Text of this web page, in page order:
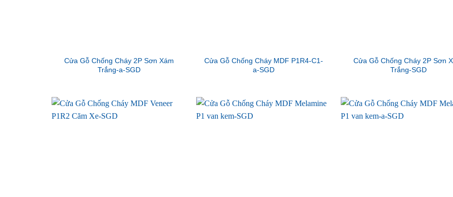
Cửa Gỗ Chống Cháy 2P Sơn Xám
Trắng-a-SGD
Cửa Gỗ Chống Cháy MDF P1R4-C1-
a-SGD
Cửa Gỗ Chống Cháy 2P Sơn
Trắng-SGD